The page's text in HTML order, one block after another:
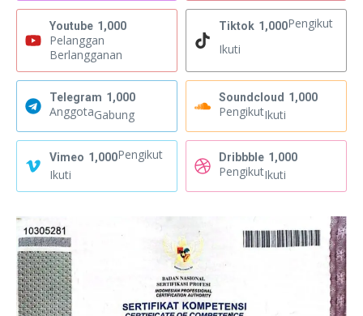
Youtube 1,000
Pelanggan
Berlangganan
Tiktok 1,000Pengikut
Ikuti
Telegram 1,000
AnggotaGabung
Soundcloud 1,000
PengikutIkuti
Vimeo 1,000Pengikut
Ikuti
Dribbble 1,000
PengikutIkuti